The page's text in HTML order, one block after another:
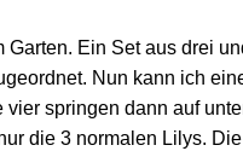
Garten. Ein Set aus drei
Nun kann ich
vier springen dann auf
die 3 normalen Lilys.